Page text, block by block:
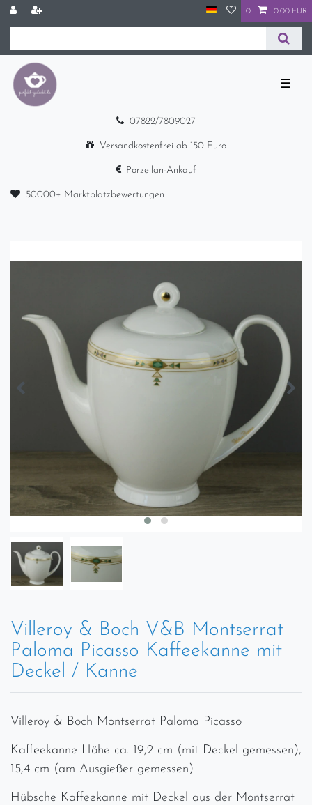
0 0,00 EUR
☰
07822/7809027
Versandkostenfrei ab 150 Euro
Porzellan-Ankauf
50000+ Marktplatzbewertungen
Villeroy & Boch V&B Montserrat
Paloma Picasso Kaffeekanne mit
Deckel / Kanne
Villeroy & Boch Montserrat Paloma Picasso
Kaffeekanne Höhe ca. 19,2 cm (mit Deckel gemessen),
15,4 cm (am Ausgießer gemessen)
Hübsche Kaffeekanne mit Deckel aus der Montserrat